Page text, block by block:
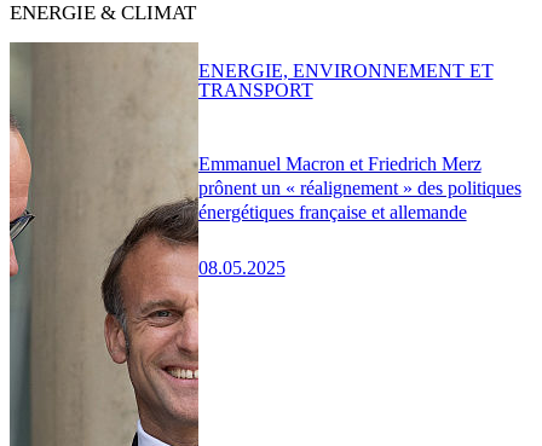
ENERGIE & CLIMAT
Emmanuel Macron et Friedrich Merz
prônent un « réalignement » des politiques
énergétiques française et allemande
08.05.2025
ENERGIE, ENVIRONNEMENT ET
TRANSPORT